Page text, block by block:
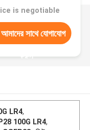
is negotiable
আমাদের সাথে যোগাযোগ
করুন
LR4,
100G LR4,